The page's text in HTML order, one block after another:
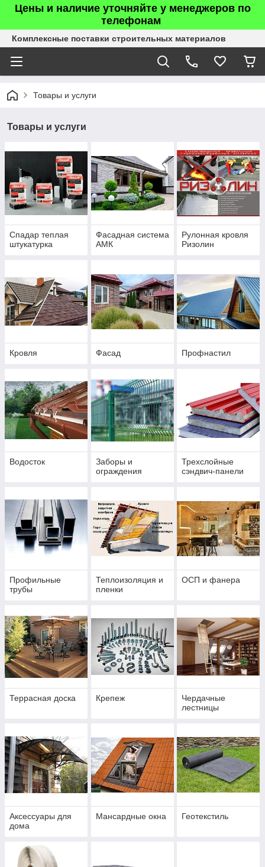
Цены и наличие уточняйте у менеджеров по
телефонам
Комплексные поставки строительных материалов
Товары и услуги
Товары и услуги
Спадар теплая
штукатурка
Фасадная система
АМК
Рулонная кровля
Ризолин
Кровля Фасад Профнастил
Водосток
Заборы и
ограждения
Трехслойные
сэндвич-панели
Профильные
трубы
Теплоизоляция и
пленки
ОСП и фанера
Террасная доска Крепеж
Чердачные
лестницы
Аксессуары для
дома
Мансардные окна Геотекстиль